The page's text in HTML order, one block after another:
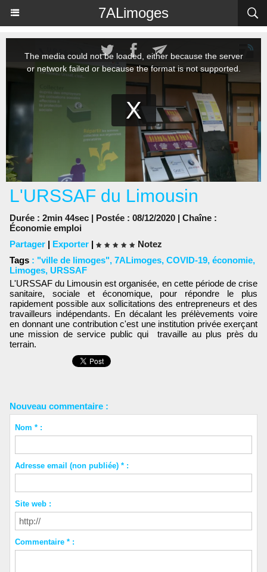
7ALimoges
L'URSSAF du Limousin
Durée : 2min 44sec | Postée : 08/12/2020 | Chaîne :
Économie emploi
Partager | Exporter |
Notez
Tags : "ville de limoges", 7ALimoges, COVID-19, économie,
Limoges, URSSAF
L'URSSAF du Limousin est organisée, en cette période de crise
sanitaire, sociale et économique, pour répondre le plus
rapidement possible aux sollicitations des entrepreneurs et des
travailleurs indépendants. En décalant les prélèvements voire
en donnant une contribution c'est une institution privée exerçant
une mission de service public qui travaille au plus près du
terrain.
Nouveau commentaire :
Nom * :
Adresse email (non publiée) * :
Site web :
Commentaire * :